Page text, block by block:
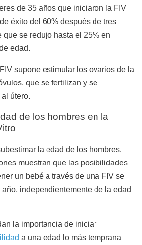
de 35 años que iniciaron la FIV
éxito del 60% después de tres
que se redujo hasta el 25% en
edad.
supone estimular los ovarios de la
que se fertilizan y se
útero.
de los hombres en la
la edad de los hombres.
muestran que las posibilidades
un bebé a través de una FIV se
independientemente de la edad
la importancia de iniciar
a una edad lo más temprana